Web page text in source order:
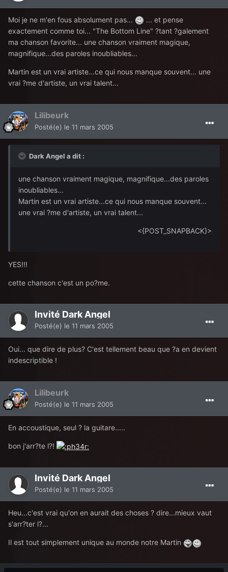
Moi je ne m'en fous absolument pas...
... et pense
exactement comme toi... "The Bottom Line" ?tant ?galement
ma chanson favorite... une chanson vraiment magique,
magnifique...des paroles inoubliables...
Martin est un vrai artiste...ce qui nous manque souvent... une
vrai ?me d'artiste, un vrai talent...
Lilibeurk
Posté(e) le 11 mars 2005
Dark Angel a dit :
une chanson vraiment magique, magnifique...des paroles
inoubliables...
Martin est un vrai artiste...ce qui nous manque souvent...
une vrai ?me d'artiste, un vrai talent...
<{POST_SNAPBACK}>
YES!!!
cette chanson c'est un po?me.
Invité Dark Angel
Posté(e) le 11 mars 2005
Oui... que dire de plus? C'est tellement beau que ?a en devient
indescriptible !
Lilibeurk
Posté(e) le 11 mars 2005
En accoustique, seul ? la guitare.....
bon j'arr?te l?!
Invité Dark Angel
Posté(e) le 11 mars 2005
Heu...c'est vrai qu'on en aurait des choses ? dire...mieux vaut
s'arr?ter l?...
Il est tout simplement unique au monde notre Martin